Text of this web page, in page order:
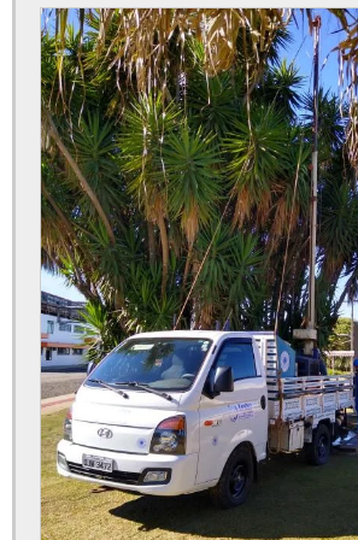
Dispensa de outorga de água
Dispensa de outorga de poço
Dispensa de outorga poço artesiano
Empresa de limpeza de poço artesiano
Empresa de perfuração de poços
Empresa de perfuração de poços artesianos
Empresa de poço artesiano
Empresa especializada em licenciamento
Empresa especializada em limpeza de poço
Empresa que fura poço artesiano
Empresas de manutenção de poços artesianos
Empresas especializada em limpeza de poços